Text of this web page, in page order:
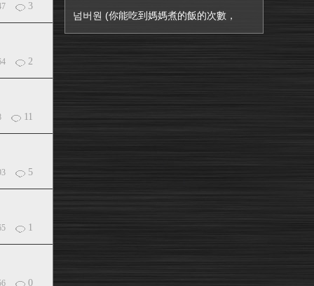
3
2
11
5
1
0
넘버원 (你能吃到媽媽煮的飯的次數，